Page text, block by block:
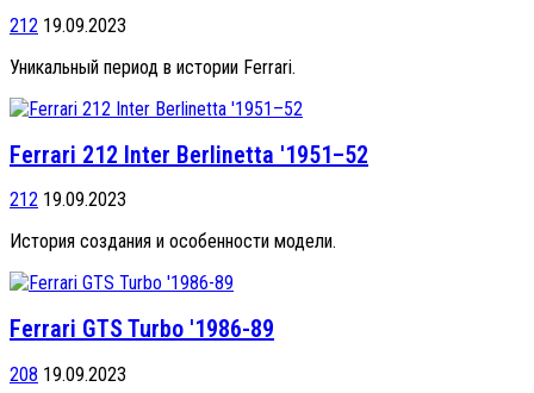
212 19.09.2023
Уникальный период в истории Ferrari.
Ferrari 212 Inter Berlinetta '1951–52
212 19.09.2023
История создания и особенности модели.
Ferrari GTS Turbo '1986-89
208 19.09.2023